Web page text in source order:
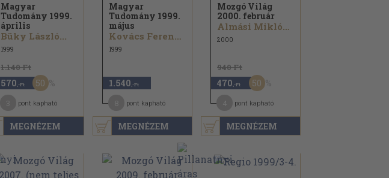
MEGNÉZEM
Magyar
Tudomány 1999.
április
Büky László...
1999
1.140 Ft
570 ,-Ft 50
pont kapható
MEGNÉZEM
Magyar
Tudomány 1999.
május
Kovács Ferenc...
1999
1.540 ,-Ft
pont kapható
MEGNÉZEM
Mozgó Világ
2000. február
Almási Miklós...
2000
940 Ft
470 ,-Ft 50
pont kapható